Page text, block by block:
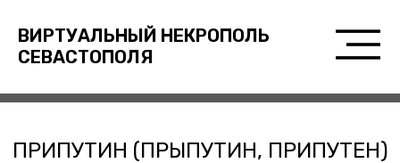
ВИРТУАЛЬНЫЙ НЕКРОПОЛЬ
СЕВАСТОПОЛЯ
ПРИПУТИН (ПРЫПУТИН, ПРИПУТЕН)